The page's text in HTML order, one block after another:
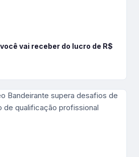
vai receber do lucro de R$